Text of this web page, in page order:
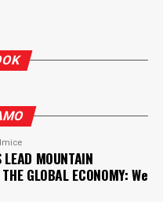
LEAD MOUNTAIN
GLOBAL ECONOMY: We